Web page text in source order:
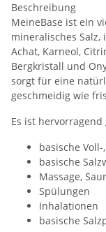
Beschreibung
MeineBase ist ein
mineralisches
Achat, Karneol,
Bergkristall und
sorgt für eine
geschmeidig wie
Es ist
basische
basische
Massage,
Spülungen
Inhalationen
basische